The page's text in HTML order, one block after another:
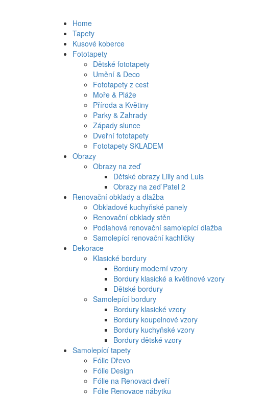
Home
Tapety
Kusové koberce
Fototapety
Dětské fototapety
Umění & Deco
Fototapety z cest
Moře & Pláže
Příroda a Květiny
Parky & Zahrady
Západy slunce
Dveřní fototapety
Fototapety SKLADEM
Obrazy
Obrazy na zeď
Dětské obrazy Lilly and Luis
Obrazy na zeď Patel 2
Renovační obklady a dlažba
Obkladové kuchyňské panely
Renovační obklady stěn
Podlahová renovační samolepící dlažba
Samolepící renovační kachličky
Dekorace
Klasické bordury
Bordury moderní vzory
Bordury klasické a květinové vzory
Dětské bordury
Samolepící bordury
Bordury klasické vzory
Bordury koupelnové vzory
Bordury kuchyňské vzory
Bordury dětské vzory
Samolepící tapety
Fólie Dřevo
Fólie Design
Fólie na Renovaci dveří
Fólie Renovace nábytku